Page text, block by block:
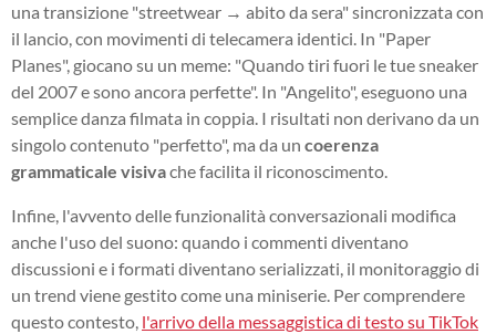
una transizione "streetwear → abito da sera" sincronizzata con
il lancio, con movimenti di telecamera identici. In "Paper
Planes", giocano su un meme: "Quando tiri fuori le tue sneaker
del 2007 e sono ancora perfette". In "Angelito", eseguono una
semplice danza filmata in coppia. I risultati non derivano da un
singolo contenuto "perfetto", ma da un coerenza
grammaticale visivache facilita il riconoscimento.
Infine, l'avvento delle funzionalità conversazionali modifica
anche l'uso del suono: quando i commenti diventano
discussioni e i formati diventano serializzati, il monitoraggio di
un trend viene gestito come una miniserie. Per comprendere
questo contesto, l'arrivo della messaggistica di testo su TikTok